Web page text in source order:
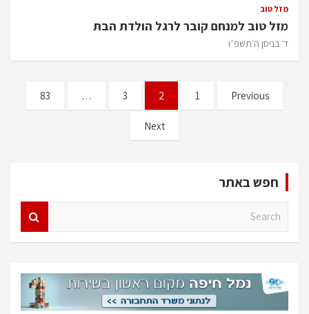
מזל טוב
מזל טוב למנחם קובר לרגל הולדת הבת
ד׳ בניסן ה׳תשפ״ו
Posts
pagination
Previous
1
2
3
…
83
Next
חפש באתר
h